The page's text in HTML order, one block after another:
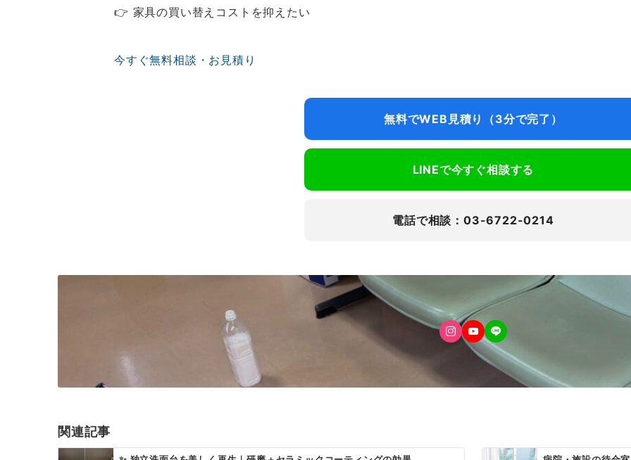
👉 家具の買い替えコストを抑えたい
今すぐ無料相談・お見積り
無料でWEB見積り（3分で完了）
LINEで今すぐ相談する
電話で相談：03-6722-0214
関連記事